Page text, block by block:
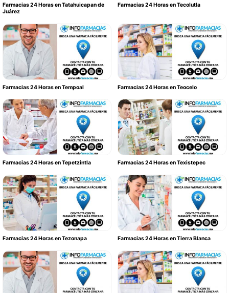
Farmacias 24 Horas en Tatahuicapan de
Juárez
Farmacias 24 Horas en Tecolutla
Farmacias 24 Horas en Tempoal Farmacias 24 Horas en Teocelo
Farmacias 24 Horas en Tepetzintla Farmacias 24 Horas en Texistepec
Farmacias 24 Horas en Tezonapa Farmacias 24 Horas en Tierra Blanca